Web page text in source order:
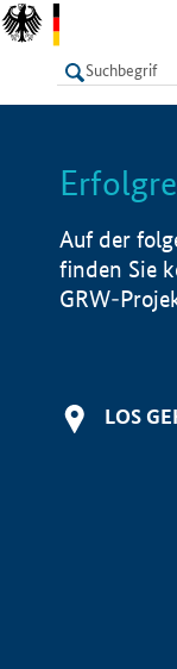
LISTE
Auf der
finden Sie
GRW-
LOS